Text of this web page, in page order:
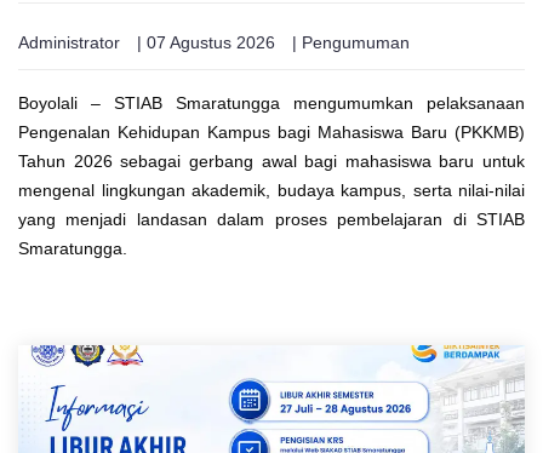
Administrator | 07 Agustus 2026 | Pengumuman
Boyolali – STIAB Smaratungga mengumumkan pelaksanaan
Pengenalan Kehidupan Kampus bagi Mahasiswa Baru (PKKMB)
Tahun 2026 sebagai gerbang awal bagi mahasiswa baru untuk
mengenal lingkungan akademik, budaya kampus, serta nilai-nilai
yang menjadi landasan dalam proses pembelajaran di STIAB
Smaratungga.